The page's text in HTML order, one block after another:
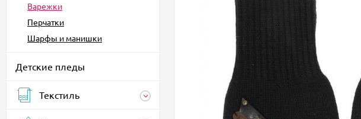
Варежки
Перчатки
Шарфы и манишки
Детские пледы
Текстиль